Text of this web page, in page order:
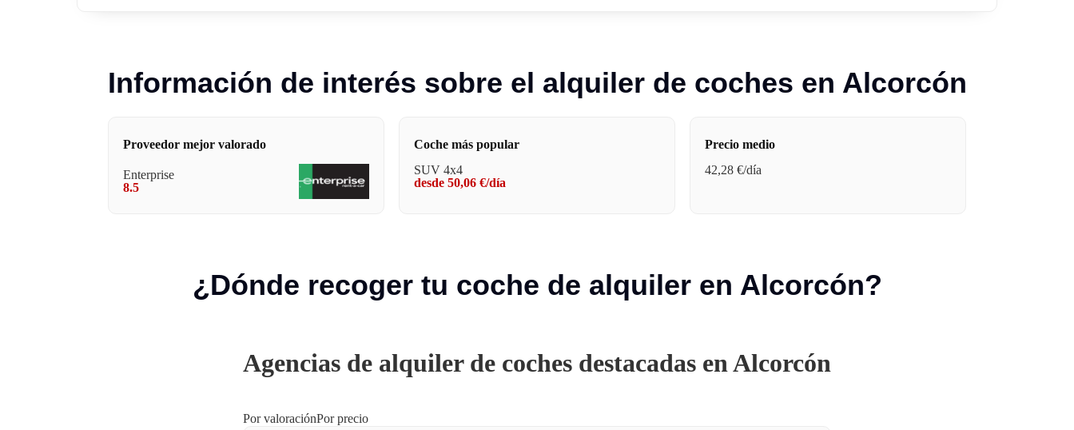
Información de interés sobre el alquiler de coches en Alcorcón
Proveedor mejor valorado
Enterprise
8.5
Coche más popular
SUV 4x4
desde 50,06 €/día
Precio medio
42,28 €/día
¿Dónde recoger tu coche de alquiler en Alcorcón?
Agencias de alquiler de coches destacadas en Alcorcón
Por valoraciónPor precio